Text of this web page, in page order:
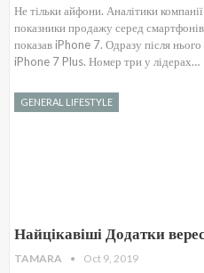
Не тільки айфони. Аналітики
показники продажу серед
показав iPhone 7. Одразу після
iPhone 7 Plus. Номер три у лідерах…
GENERAL LIFESTYLE
Найцікавіші Додатки
TAMARA Oct 9, 2019